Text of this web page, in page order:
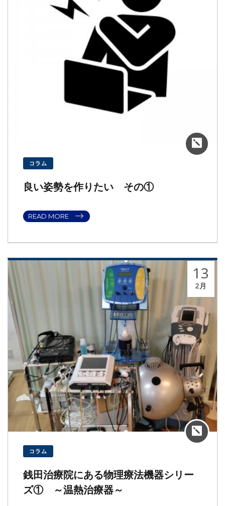
コラム
良い姿勢を作りたい その①
READ MORE
13
2月
コラム
銭田治療院にある物理療法機器シリー
ズ① ～温熱治療器～